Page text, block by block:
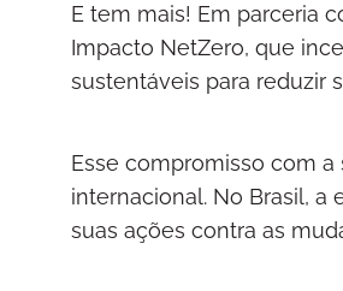
E tem mais! Em parceria
Impacto NetZero, que
sustentáveis para reduzir
Esse compromisso com
internacional. No Brasil, a
suas ações contra as